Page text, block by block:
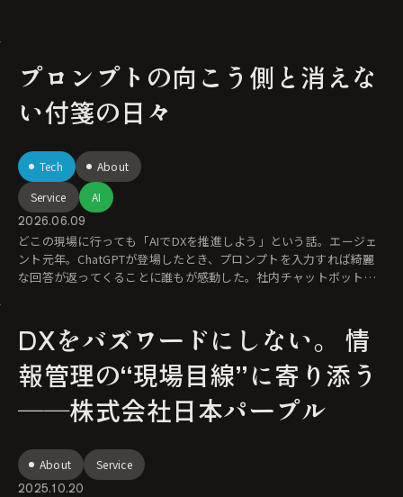
プロンプトの向こう側と消えな
い付箋の日々
Tech
About
Service
AI
2026.06.09
どこの現場に行っても「AIでDXを推進しよう」という話。エージェ
ント元年。ChatGPTが登場したとき、プロンプトを入力すれば綺麗
な回答が返ってくることに誰もが感動した。社内チャットボットを
DXをバズワードにしない。 情
報管理の“現場目線”に寄り添う
――株式会社日本パープル
About Service
2025.10.20